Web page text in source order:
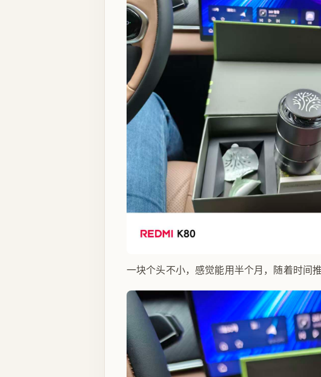
一块个头不小，感觉能用半个月，随着时间